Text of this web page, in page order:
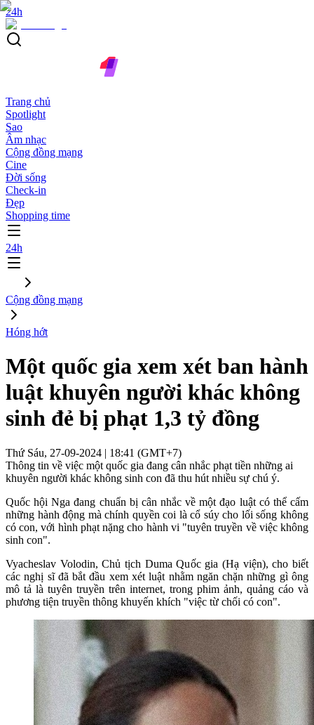
24h
Trang chủ
Spotlight
Sao
Âm nhạc
Cộng đồng mạng
Cine
Đời sống
Check-in
Đẹp
Shopping time
24h
Cộng đồng mạng
Hóng hớt
Một quốc gia xem xét ban hành
luật khuyên người khác không
sinh đẻ bị phạt 1,3 tỷ đồng
Thứ Sáu, 27-09-2024 | 18:41 (GMT+7)
Thông tin về việc một quốc gia đang cân nhắc phạt tiền những ai
khuyên người khác không sinh con đã thu hút nhiều sự chú ý.
Quốc hội Nga đang chuẩn bị cân nhắc về một đạo luật có thể cấm
những hành động mà chính quyền coi là cổ súy cho lối sống không
có con, với hình phạt nặng cho hành vi "tuyên truyền về việc không
sinh con".
Vyacheslav Volodin, Chủ tịch Duma Quốc gia (Hạ viện), cho biết
các nghị sĩ đã bắt đầu xem xét luật nhằm ngăn chặn những gì ông
mô tả là tuyên truyền trên internet, trong phim ảnh, quảng cáo và
phương tiện truyền thông khuyến khích "việc từ chối có con".